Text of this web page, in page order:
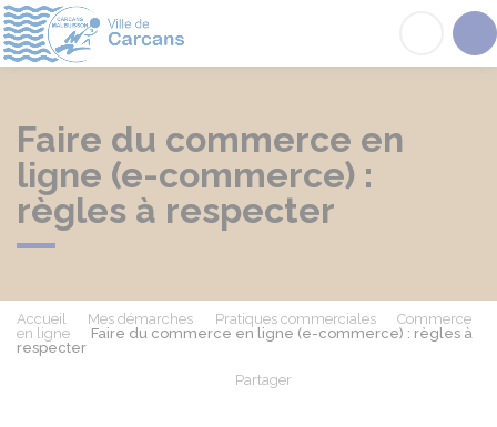
Faire du commerce en
ligne (e-commerce) :
règles à respecter
Accueil Mes démarches Pratiques commerciales
Commerce
en ligne
Faire du commerce en ligne (e-commerce) : règles à
respecter
Partager